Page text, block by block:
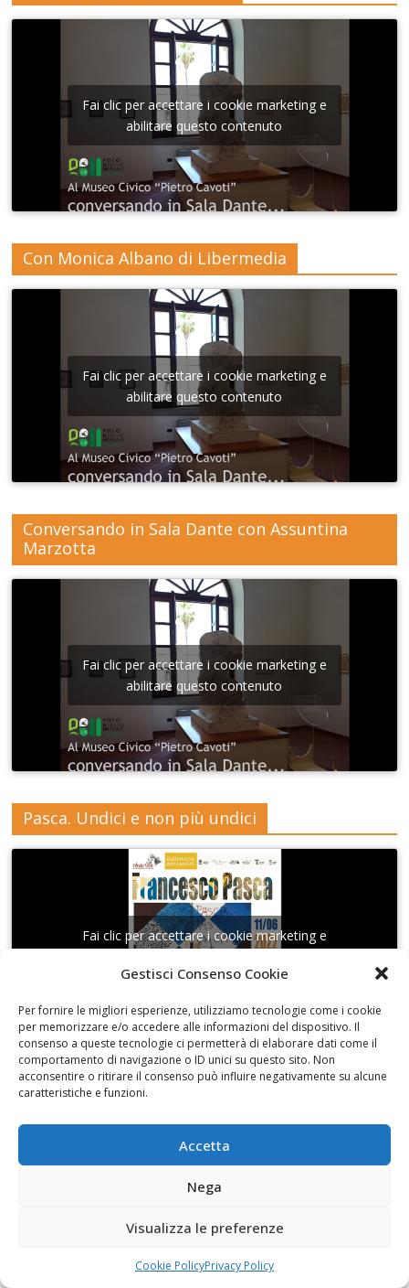
Gestisci Consenso Cookie
Per fornire le migliori esperienze, utilizziamo tecnologie come i cookie
per memorizzare e/o accedere alle informazioni del dispositivo. Il
consenso a queste tecnologie ci permetterà di elaborare dati come il
comportamento di navigazione o ID unici su questo sito. Non
acconsentire o ritirare il consenso può influire negativamente su alcune
caratteristiche e funzioni.
Accetta
Nega
Visualizza le preferenze
Cookie PolicyPrivacy Policy
Fai clic per accettare i cookie marketing e
abilitare questo contenuto
Con Monica Albano di Libermedia
Fai clic per accettare i cookie marketing e
abilitare questo contenuto
Conversando in Sala Dante con Assuntina
Marzotta
Fai clic per accettare i cookie marketing e
abilitare questo contenuto
Pasca. Undici e non più undici
Fai clic per accettare i cookie marketing e
La Collezione Martinez al Museo Pietro Cavoti
abilitare questo contenuto